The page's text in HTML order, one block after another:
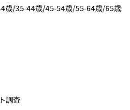
歳/35-44歳/45-54歳/55-64歳/65歳
調査